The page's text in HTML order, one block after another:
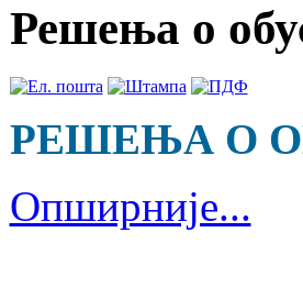
Решења о
РЕШЕЊА О
Опширније...